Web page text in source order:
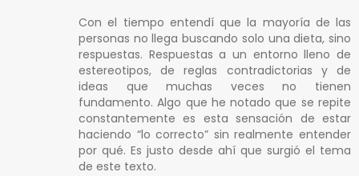
Con el tiempo entendí que la mayoría de las
personas no llega buscando solo una dieta, sino
respuestas. Respuestas a un entorno lleno de
estereotipos, de reglas contradictorias y de
ideas que muchas veces no tienen
fundamento. Algo que he notado que se repite
constantemente es esta sensación de estar
haciendo “lo correcto” sin realmente entender
por qué. Es justo desde ahí que surgió el tema
de este texto.